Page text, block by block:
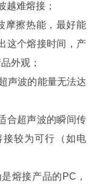
越难熔接；
摩擦热能，最好能
这个熔接时间，产
外观；
声波的能量无法达
合超声波的瞬间传
较为可行（如电
熔接产品的PC，